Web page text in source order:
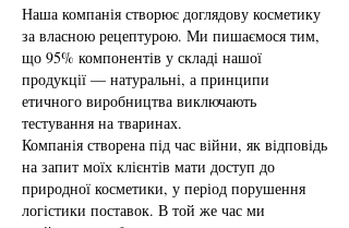
Наша компанія створює доглядову косметику
за власною рецептурою. Ми пишаємося тим,
що 95% компонентів у складі нашої
продукції — натуральні, а принципи
етичного виробництва виключають
тестування на тваринах.
Компанія створена під час війни, як відповідь
на запит моїх клієнтів мати доступ до
природної косметики, у період порушення
логістики поставок. В той же час ми